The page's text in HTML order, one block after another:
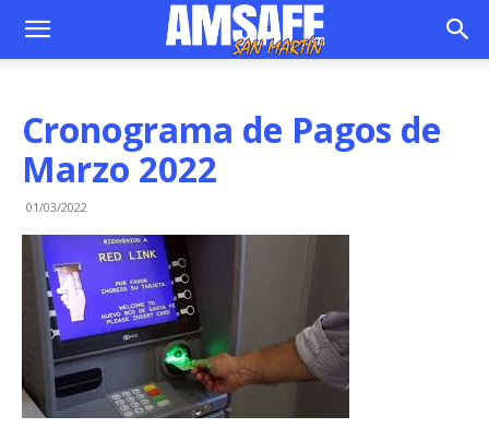
Cronograma de Pagos de
Marzo 2022
01/03/2022